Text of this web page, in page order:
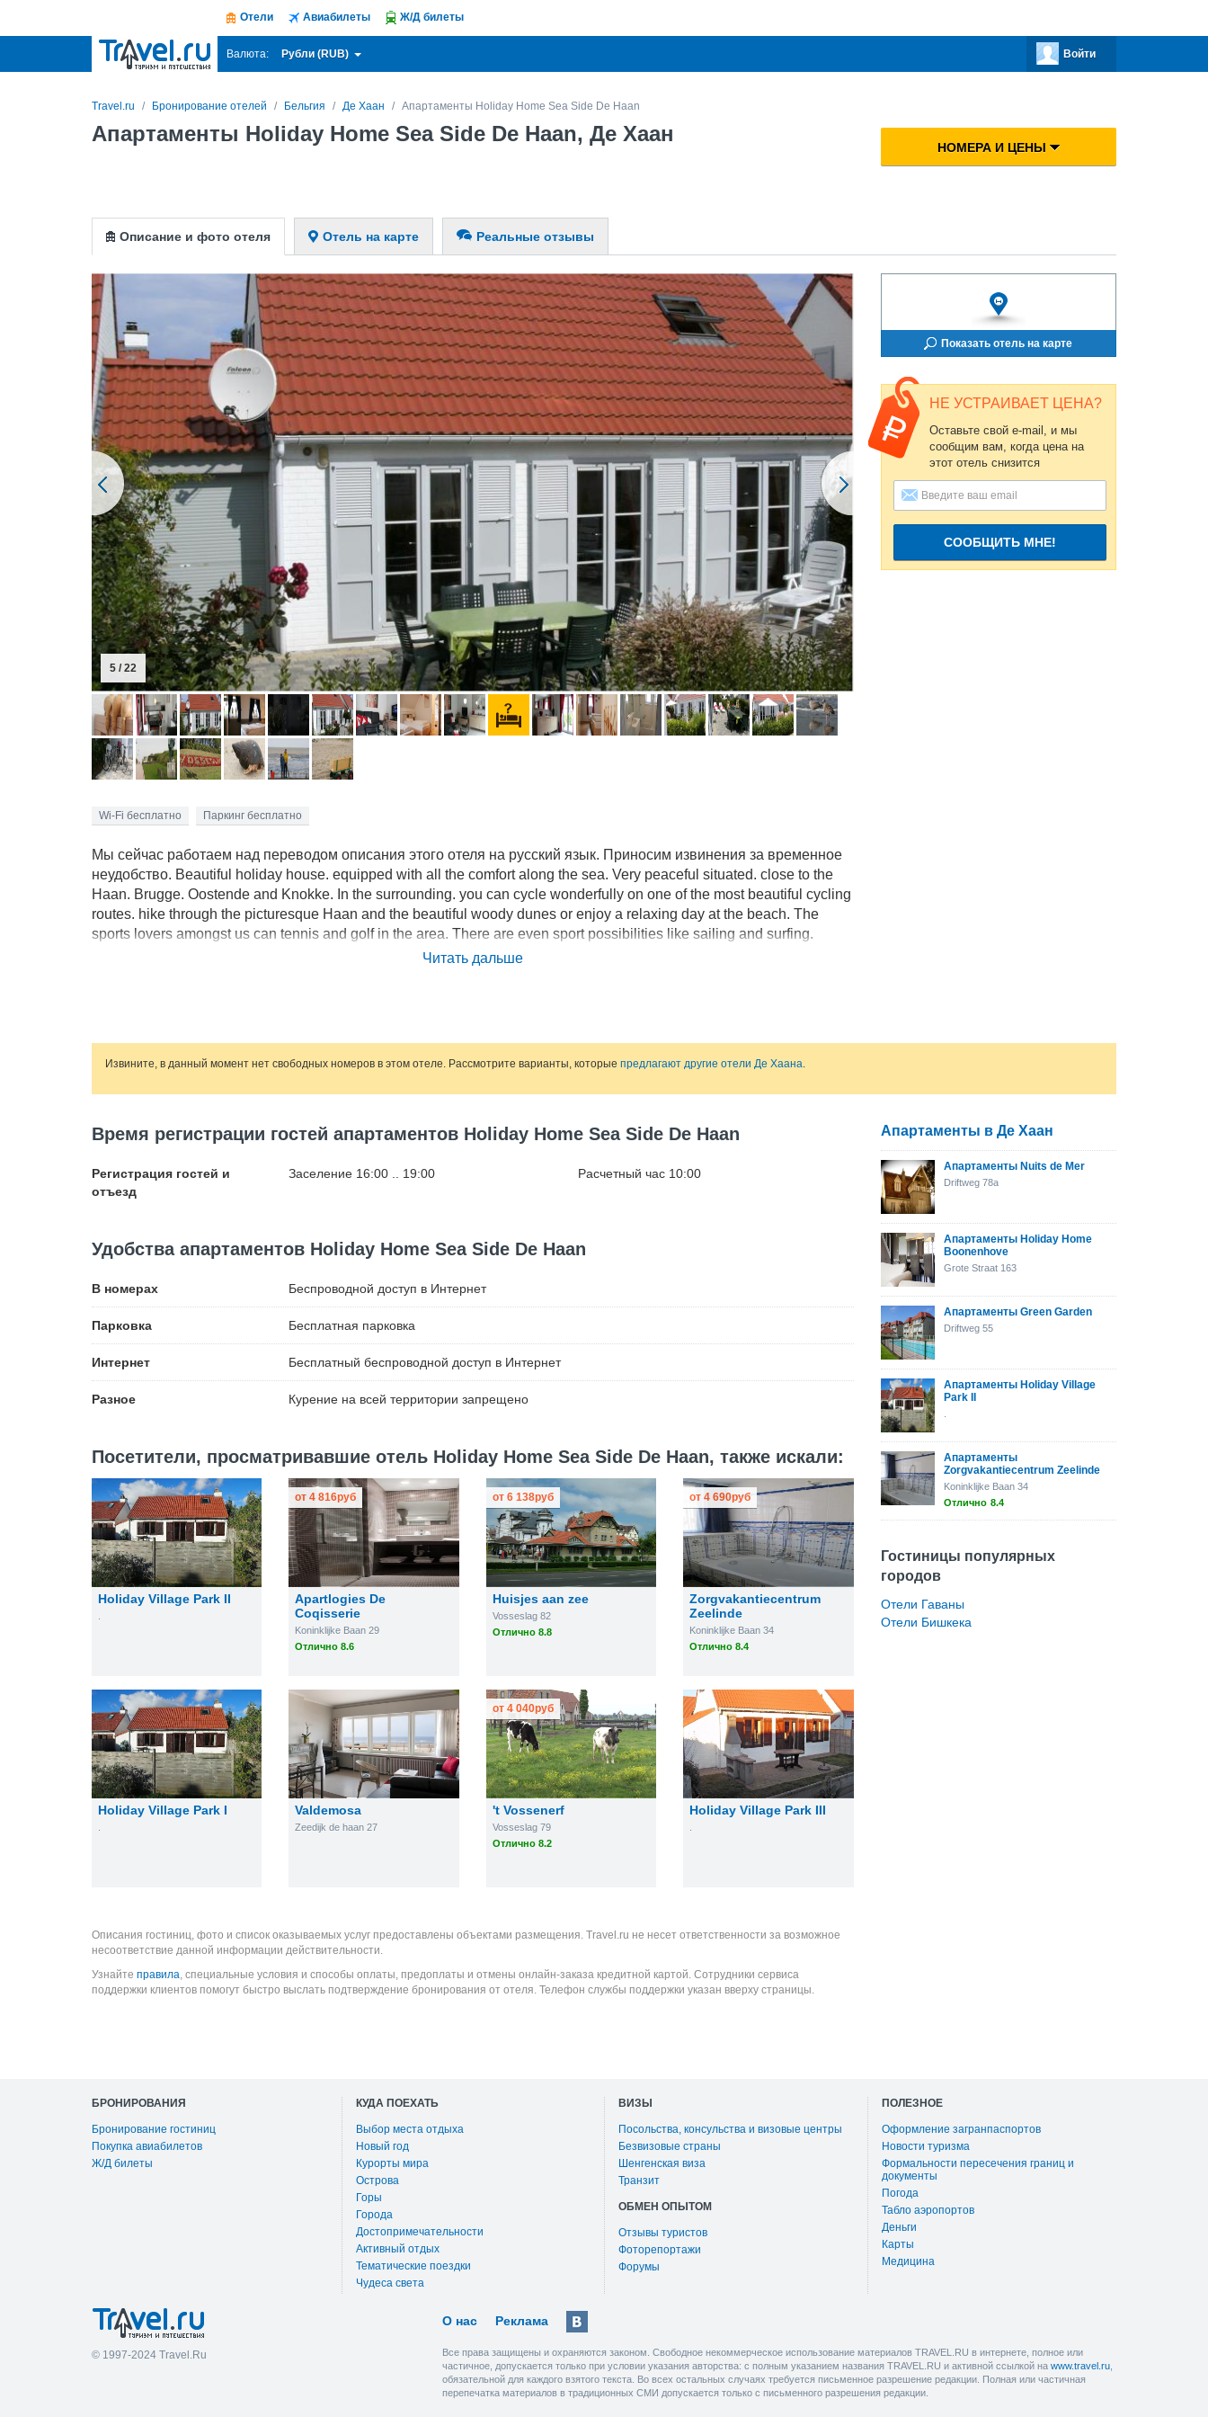
Отели Авиабилеты Ж/Д билеты
Валюта: Рубли (RUB) Войти
Travel.ru Бронирование отелей Бельгия Де Хаан Апартаменты Holiday Home Sea Side De Haan
Апартаменты Holiday Home Sea Side De Haan, Де Хаан
НОМЕРА И ЦЕНЫ
Описание и фото отеля Отель на карте Реальные отзывы
5 / 22
Wi-Fi бесплатно Паркинг бесплатно
Мы сейчас работаем над переводом описания этого отеля на русский язык. Приносим извинения за временное
неудобство. Beautiful holiday house. equipped with all the comfort along the sea. Very peaceful situated. close to the
Haan. Brugge. Oostende and Knokke. In the surrounding. you can cycle wonderfully on one of the most beautiful cycling
routes. hike through the picturesque Haan and the beautiful woody dunes or enjoy a relaxing day at the beach. The
sports lovers amongst us can tennis and golf in the area. There are even sport possibilities like sailing and surfing.
There are 4 bicycles available to you at the holiday house. for you to discover the area!
Читать дальше
Показать отель на карте
НЕ УСТРАИВАЕТ ЦЕНА?
Оставьте свой e-mail, и мы
сообщим вам, когда цена на
этот отель снизится
СООБЩИТЬ МНЕ!
Извините, в данный момент нет свободных номеров в этом отеле. Рассмотрите варианты, которые предлагают другие отели Де Хаана.
Время регистрации гостей апартаментов Holiday Home Sea Side De Haan
Регистрация гостей и
отъезд
Заселение 16:00 .. 19:00 Расчетный час 10:00
Удобства апартаментов Holiday Home Sea Side De Haan
В номерах Беспроводной доступ в Интернет
Парковка Бесплатная парковка
Интернет Бесплатный беспроводной доступ в Интернет
Разное Курение на всей территории запрещено
Посетители, просматривавшие отель Holiday Home Sea Side De Haan, также искали:
Holiday Village Park II
Apartlogies De
Coqisserie
Koninklijke Baan 29
Отлично 8.6
от4 816руб
Huisjes aan zee
Vosseslag 82
Отлично 8.8
от 6 138руб
Zorgvakantiecentrum
Zeelinde
Koninklijke Baan 34
Отлично 8.4
от4 690руб
Holiday Village Park I Valdemosa
Zeedijk de haan 27
't Vossenerf
Vosseslag 79
Отлично 8.2
от 4 040руб
Holiday Village Park III
Описания гостиниц, фото и список оказываемых услуг предоставлены объектами размещения. Travel.ru не несет ответственности за возможное
несоответствие данной информации действительности.
Узнайте правила, специальные условия и способы оплаты, предоплаты и отмены онлайн-заказа кредитной картой. Сотрудники сервиса
поддержки клиентов помогут быстро выслать подтверждение бронирования от отеля. Телефон службы поддержки указан вверху страницы.
Апартаменты в Де Хаан
Апартаменты Nuits de Mer
Driftweg 78a
Апартаменты Holiday Home
Boonenhove
Grote Straat 163
Апартаменты Green Garden
Driftweg 55
Апартаменты Holiday Village
Park II
Апартаменты
Zorgvakantiecentrum Zeelinde
Koninklijke Baan 34
Отлично 8.4
Гостиницы популярных
городов
Отели Гаваны
Отели Бишкека
БРОНИРОВАНИЯ
Бронирование гостиниц
Покупка авиабилетов
Ж/Д билеты
КУДА ПОЕХАТЬ
Выбор места отдыха
Новый год
Курорты мира
Острова
Горы
Города
Достопримечательности
Активный отдых
Тематические поездки
Чудеса света
ВИЗЫ
Посольства, консульства и визовые центры
Безвизовые страны
Шенгенская виза
Транзит
ОБМЕН ОПЫТОМ
Отзывы туристов
Фоторепортажи
Форумы
ПОЛЕЗНОЕ
Оформление загранпаспортов
Новости туризма
Формальности пересечения границ и
документы
Погода
Табло аэропортов
Деньги
Карты
Медицина
© 1997-2024 Travel.Ru
О нас Реклама
Все права защищены и охраняются законом. Свободное некоммерческое использование материалов TRAVEL.RU в интернете, полное или
частичное, допускается только при условии указания авторства: с полным указанием названия TRAVEL.RU и активной ссылкой на www.travel.ru
обязательной для каждого взятого текста. Во всех остальных случаях требуется письменное разрешение редакции. Полная или частичная
перепечатка материалов в традиционных СМИ допускается только с письменного разрешения редакции.